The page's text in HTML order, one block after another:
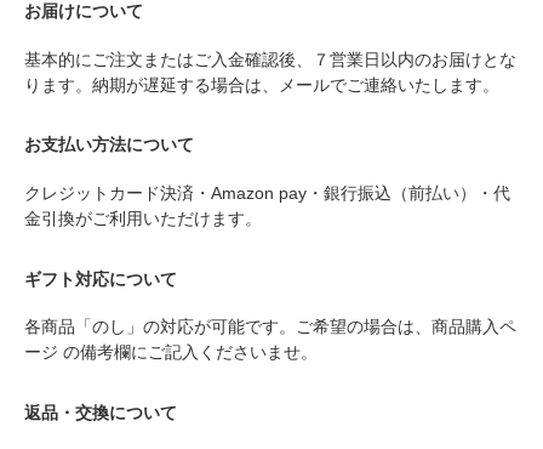
お届けについて
基本的にご注文またはご入金確認後、７営業日以内のお届けとな
ります。納期が遅延する場合は、メールでご連絡いたします。
お支払い方法について
クレジットカード決済・Amazon pay・銀行振込（前払い）・代
金引換がご利用いただけます。
ギフト対応について
各商品「のし」の対応が可能です。ご希望の場合は、商品購入ペ
ージ の備考欄にご記入くださいませ。
返品・交換について